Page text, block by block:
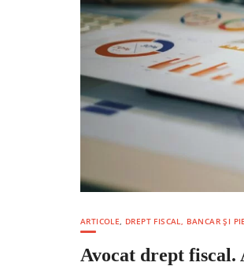
ARTICOLE DREPT FISCAL, BANCAR ȘI
Avocat drept fiscal.